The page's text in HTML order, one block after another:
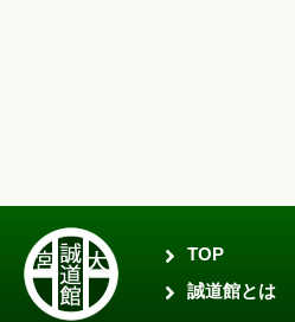
TOP
誠道館とは